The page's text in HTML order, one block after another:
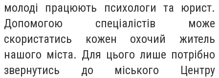
молоді працюють психологи та юрист.
Допомогою спеціалістів може
скористатись кожен охочий житель
нашого міста. Для цього лише потрібно
звернутись до міського Центру